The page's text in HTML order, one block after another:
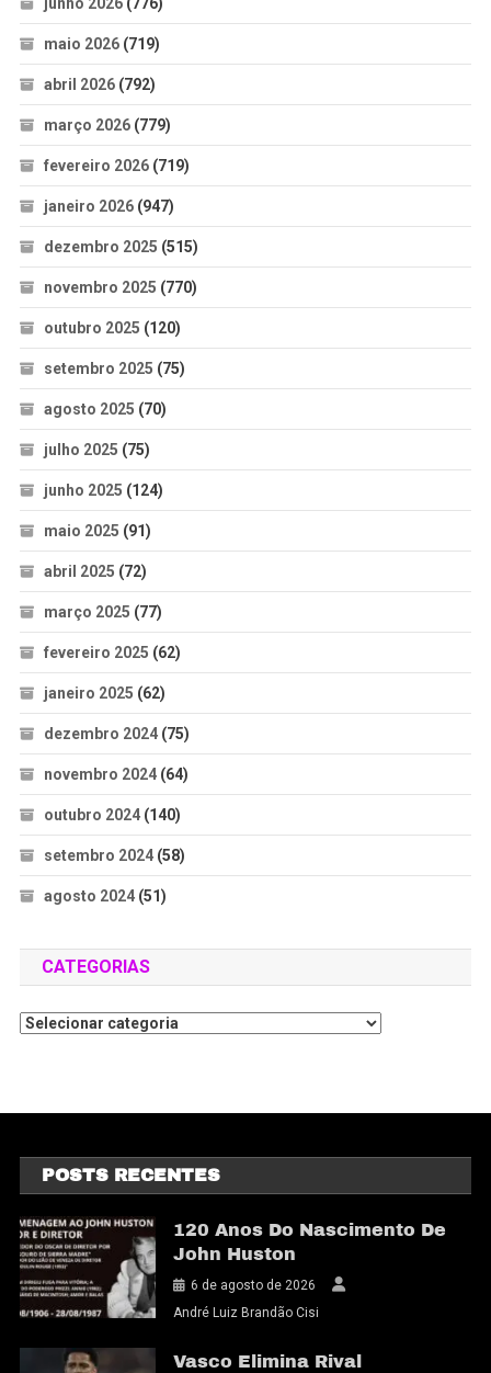
junho 2026(776)
maio 2026(719)
abril 2026(792)
março 2026(779)
fevereiro 2026(719)
janeiro 2026(947)
dezembro 2025 (515)
novembro 2025 (770)
outubro 2025 (120)
setembro 2025 (75)
agosto 2025 (70)
julho 2025 (75)
junho 2025 (124)
maio 2025 (91)
abril 2025 (72)
março 2025 (77)
fevereiro 2025 (62)
janeiro 2025 (62)
dezembro 2024(75)
novembro 2024(64)
outubro 2024(140)
setembro 2024(58)
agosto 2024(51)
CATEGORIAS
POSTS RECENTES
120 Anos Do Nascimento De
John Huston
6 de agosto de 2026
André Luiz Brandão Cisi
Vasco Elimina Rival